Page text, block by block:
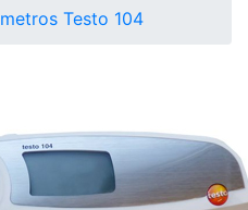
Testo 104